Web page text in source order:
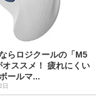
らロジクールの「M5
オススメ！ 疲れにくい
ールマ...